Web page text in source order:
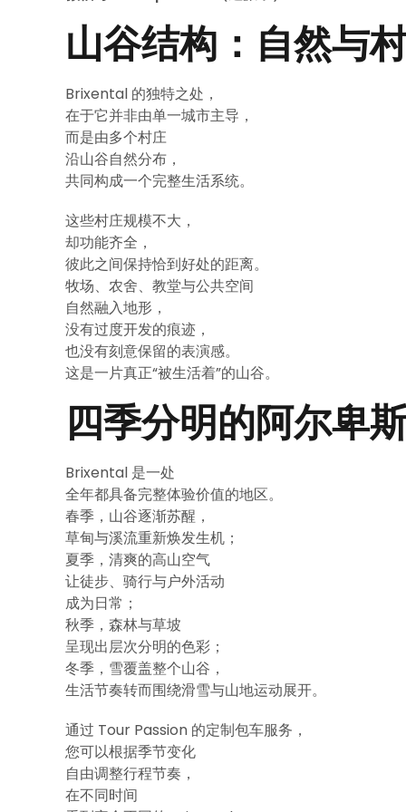
山谷结构：自然与
Brixental 的独特之处，
在于它并非由单一城市主导，
而是由多个村庄
沿山谷自然分布，
共同构成一个完整生活系统。
这些村庄规模不大，
却功能齐全，
彼此之间保持恰到好处的距离。
牧场、农舍、教堂与公共空间
自然融入地形，
没有过度开发的痕迹，
也没有刻意保留的表演感。
这是一片真正“被生活着”的山谷。
四季分明的阿尔卑
Brixental 是一处
全年都具备完整体验价值的地区。
春季，山谷逐渐苏醒，
草甸与溪流重新焕发生机；
夏季，清爽的高山空气
让徒步、骑行与户外活动
成为日常；
秋季，森林与草坡
呈现出层次分明的色彩；
冬季，雪覆盖整个山谷，
生活节奏转而围绕滑雪与山地运动展开。
通过 Tour Passion 的定制包车服务，
您可以根据季节变化
自由调整行程节奏，
在不同时间